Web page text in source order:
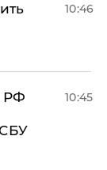
10:46
РФ
10:45